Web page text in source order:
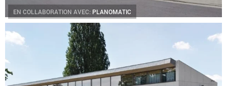
EN COLLABORATION AVEC: PLANOMATIC